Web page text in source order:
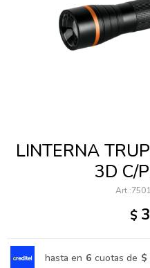
LINTERNA
3D C/
$
hasta en 6 cuotas de $